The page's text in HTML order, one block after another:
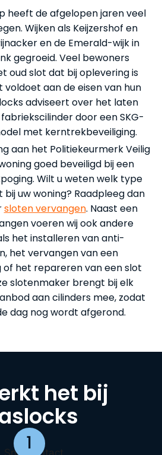
heeft de afgelopen jaren veel
Wijken als Keijzershof en
en de Emerald-wijk in
gegroeid. Veel bewoners
oud slot dat bij oplevering is
aan de eisen van hun
adviseert over het laten
door een SKG-
met kerntrekbeveiliging.
aan het Politiekeurmerk Veilig
goed beveiligd bij een
Wilt u weten welk type
uw woning? Raadpleeg dan
sloten vervangen. Naast een
voeren wij ook andere
het installeren van anti-
het vervangen van een
of het repareren van een slot
slotenmaker brengt bij elk
aan cilinders mee, zodat
dag nog wordt afgerond.
het bij
1